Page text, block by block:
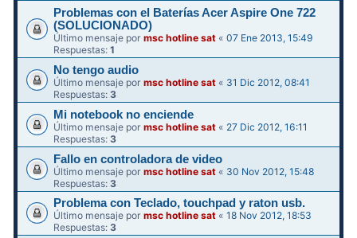
Problemas con el Baterías Acer Aspire One 722
(SOLUCIONADO)
Último mensaje pormsc hotline sat «07 Ene 2013, 15:49
Respuestas:1
No tengo audio
Último mensaje pormsc hotline sat « 31 Dic 2012, 08:41
Respuestas: 3
Mi notebook no enciende
Último mensaje pormsc hotline sat « 27 Dic 2012, 16:11
Respuestas:3
Fallo en controladora de video
Último mensaje pormsc hotline sat « 30 Nov 2012, 15:48
Respuestas: 3
Problema con Teclado, touchpad y raton usb.
Último mensaje pormsc hotline sat «18 Nov 2012, 18:53
Respuestas:3